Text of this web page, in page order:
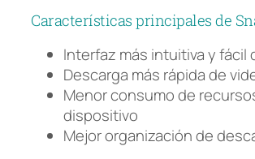
Características principales de
Interfaz más intuitiva y fácil
Descarga más rápida de
Menor consumo de
dispositivo
Mejor organización de